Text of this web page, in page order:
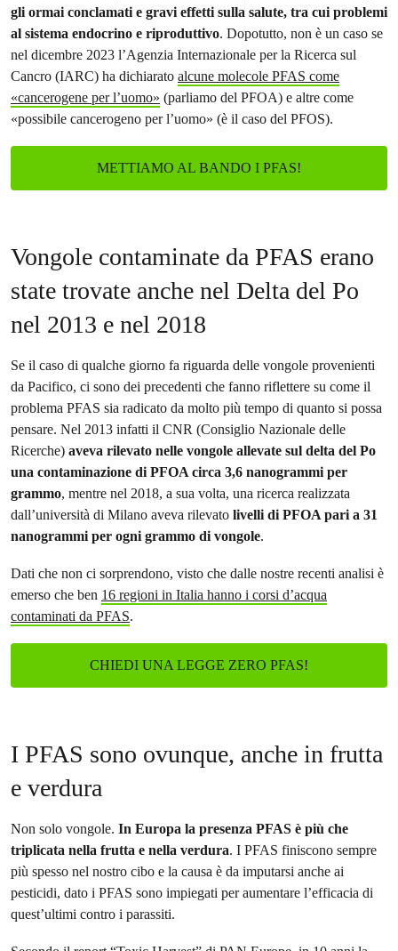
gli ormai conclamati e gravi effetti sulla salute, tra cui problemi
al sistema endocrino e riproduttivo. Dopotutto, non è un caso se
nel dicembre 2023 l’Agenzia Internazionale per la Ricerca sul
Cancro (IARC) ha dichiarato alcune molecole PFAS come
«cancerogene per l’uomo» (parliamo del PFOA) e altre come
«possibile cancerogeno per l’uomo» (è il caso del PFOS).
METTIAMO AL BANDO I PFAS!
Vongole contaminate da PFAS erano
state trovate anche nel Delta del Po
nel 2013 e nel 2018
Se il caso di qualche giorno fa riguarda delle vongole provenienti
da Pacifico, ci sono dei precedenti che fanno riflettere su come il
problema PFAS sia radicato da molto più tempo di quanto si possa
pensare. Nel 2013 infatti il CNR (Consiglio Nazionale delle
Ricerche) aveva rilevato nelle vongole allevate sul delta del Po
una contaminazione di PFOA circa 3,6 nanogrammi per
grammo, mentre nel 2018, a sua volta, una ricerca realizzata
dall’università di Milano aveva rilevato livelli di PFOA pari a 31
nanogrammi per ogni grammo di vongole.
Dati che non ci sorprendono, visto che dalle nostre recenti analisi è
emerso che ben 16 regioni in Italia hanno i corsi d’acqua
contaminati da PFAS.
CHIEDI UNA LEGGE ZERO PFAS!
I PFAS sono ovunque, anche in frutta
e verdura
Non solo vongole. In Europa la presenza PFAS è più che
triplicata nella frutta e nella verdura. I PFAS finiscono sempre
più spesso nel nostro cibo e la causa è da imputarsi anche ai
pesticidi, dato i PFAS sono impiegati per aumentare l’efficacia di
quest’ultimi contro i parassiti.